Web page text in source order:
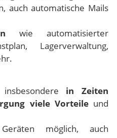
auch automatische Mails
wie automatisierter
Lagerverwaltung,
in Zeiten
viele Vorteileund
möglich, auch